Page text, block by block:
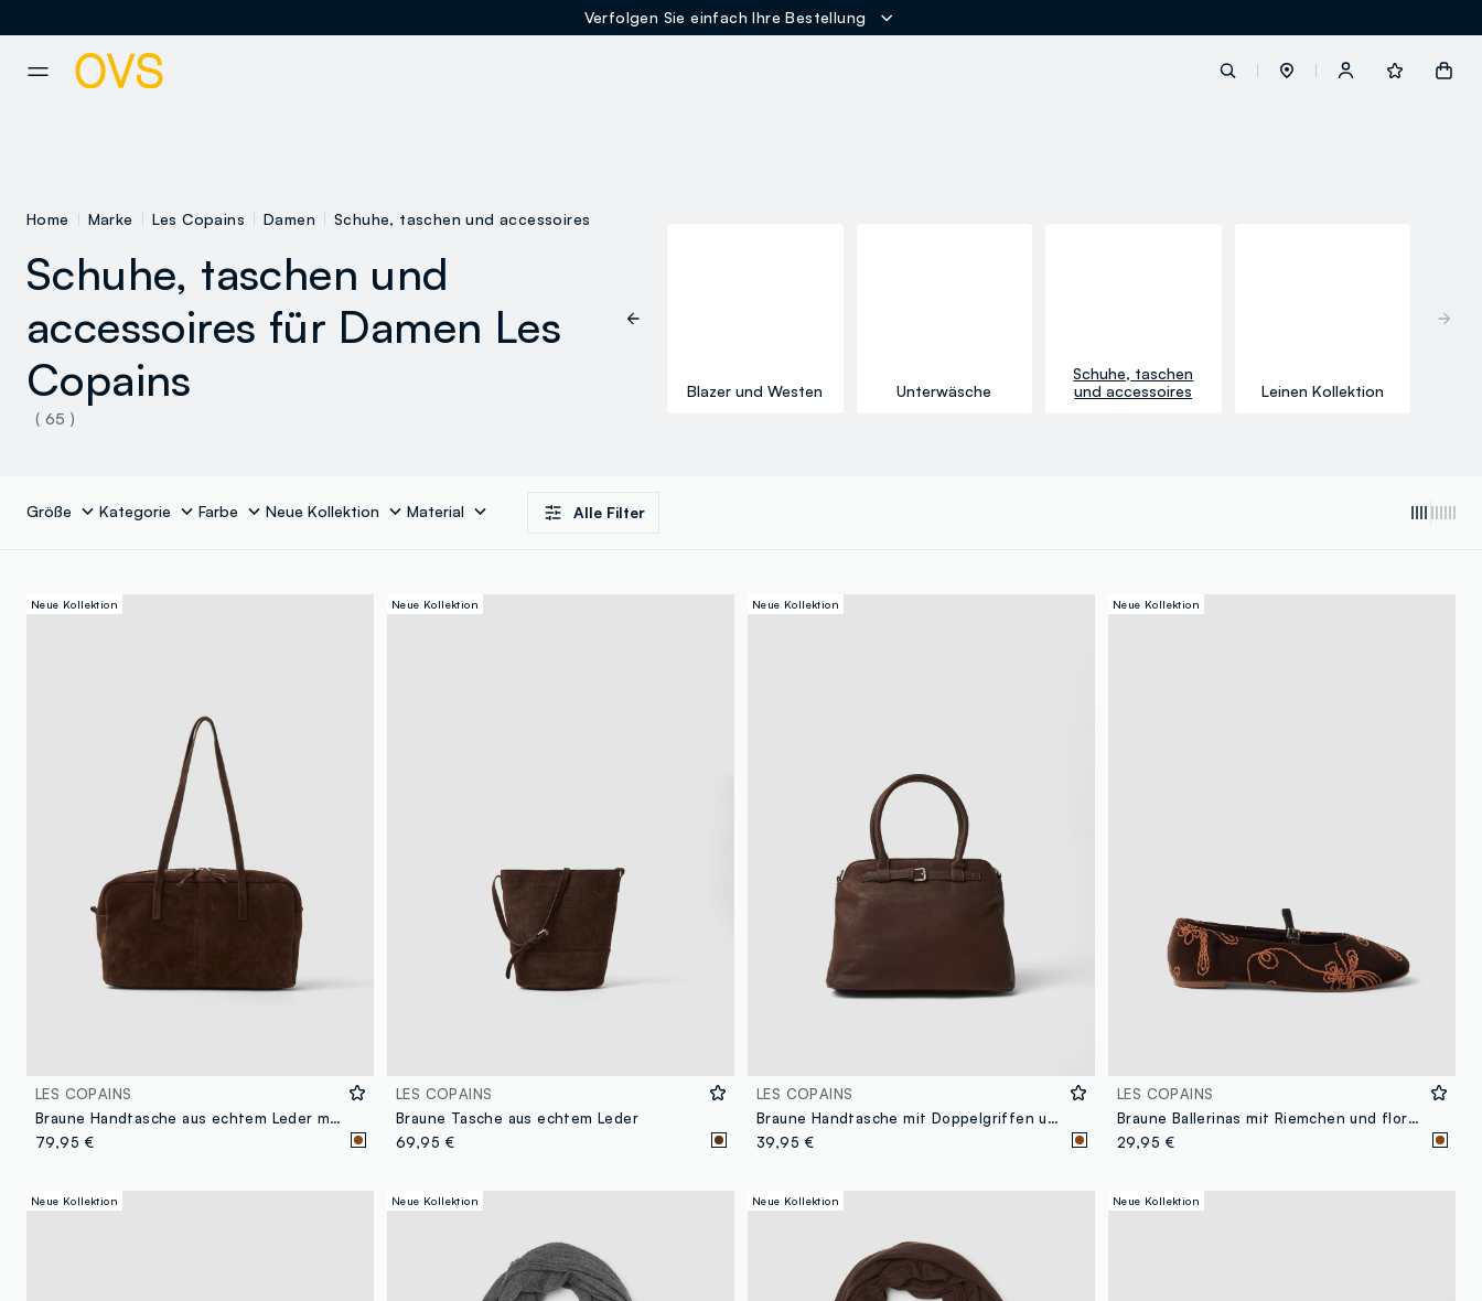
Verfolgen Sie einfach Ihre Bestellung
Home Marke Les Copains Damen Schuhe, taschen und accessoires
Schuhe, taschen und
accessoires für Damen Les
Copains
( 65 )
und
Sweatshirts Blazer und Westen Unterwäsche
Schuhe, taschen
und accessoires
Leinen Kollektion
Größe Kategorie Farbe Neue Kollektion Material Alle Filter
Neue Kollektion
LES COPAINS
Braune Handtasche aus echtem Leder mit Doppelhenkeln und Reißverschluss
79,95 €
Neue Kollektion
LES COPAINS
Braune Tasche aus echtem Leder
69,95 €
Neue Kollektion
LES COPAINS
Braune Handtasche mit Doppelgriffen und Schulterriemen
39,95 €
Neue Kollektion
LES COPAINS
Braune Ballerinas mit Riemchen und floraler Stickerei
29,95 €
Neue Kollektion Neue Kollektion Neue Kollektion Neue Kollektion